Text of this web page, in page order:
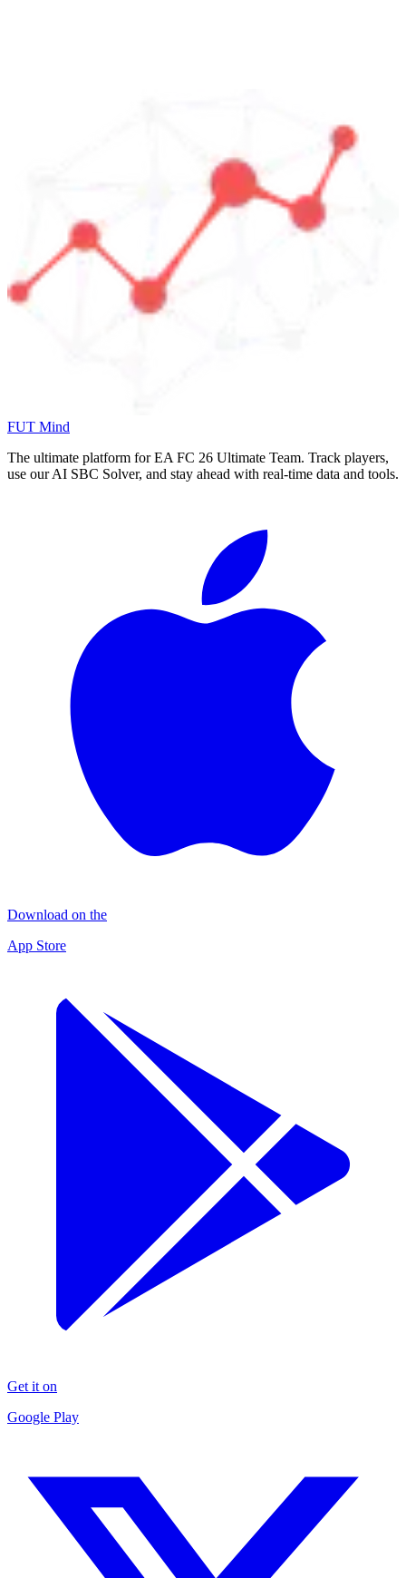
FUT Mind
The ultimate platform for EA FC 26 Ultimate Team. Track players,
use our AI SBC Solver, and stay ahead with real-time data and tools.
Download on the
App Store
Get it on
Google Play